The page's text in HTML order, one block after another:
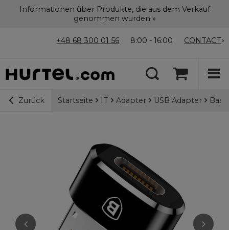
Informationen über Produkte, die aus dem Verkauf
genommen wurden »
+48 68 300 01 56 8:00 - 16:00 CONTACT
Zurück Startseite IT Adapter USB Adapter